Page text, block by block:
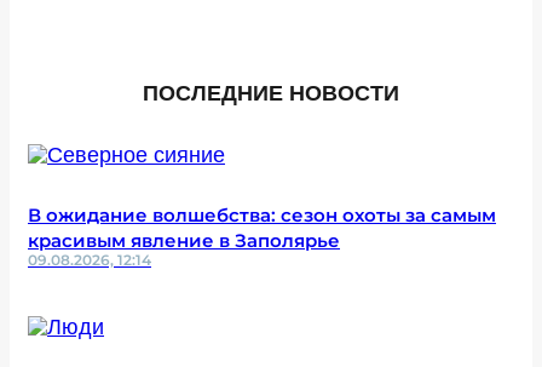
ПОСЛЕДНИЕ НОВОСТИ
В ожидание волшебства: сезон охоты за самым
красивым явление в Заполярье
09.08.2026, 12:14